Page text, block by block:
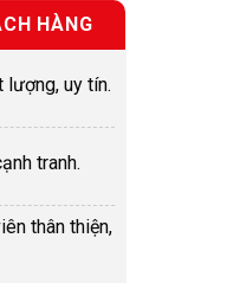
HÀNG
lượng, uy tín.
tranh.
thân thiện,